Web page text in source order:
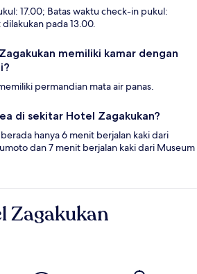
17.00; Batas waktu check-in pukul:
pada 13.00.
memiliki kamar dengan
permandian mata air panas.
di sekitar Hotel Zagakukan?
hanya 6 menit berjalan kaki dari
dan 7 menit berjalan kaki dari Museum
Zagakukan